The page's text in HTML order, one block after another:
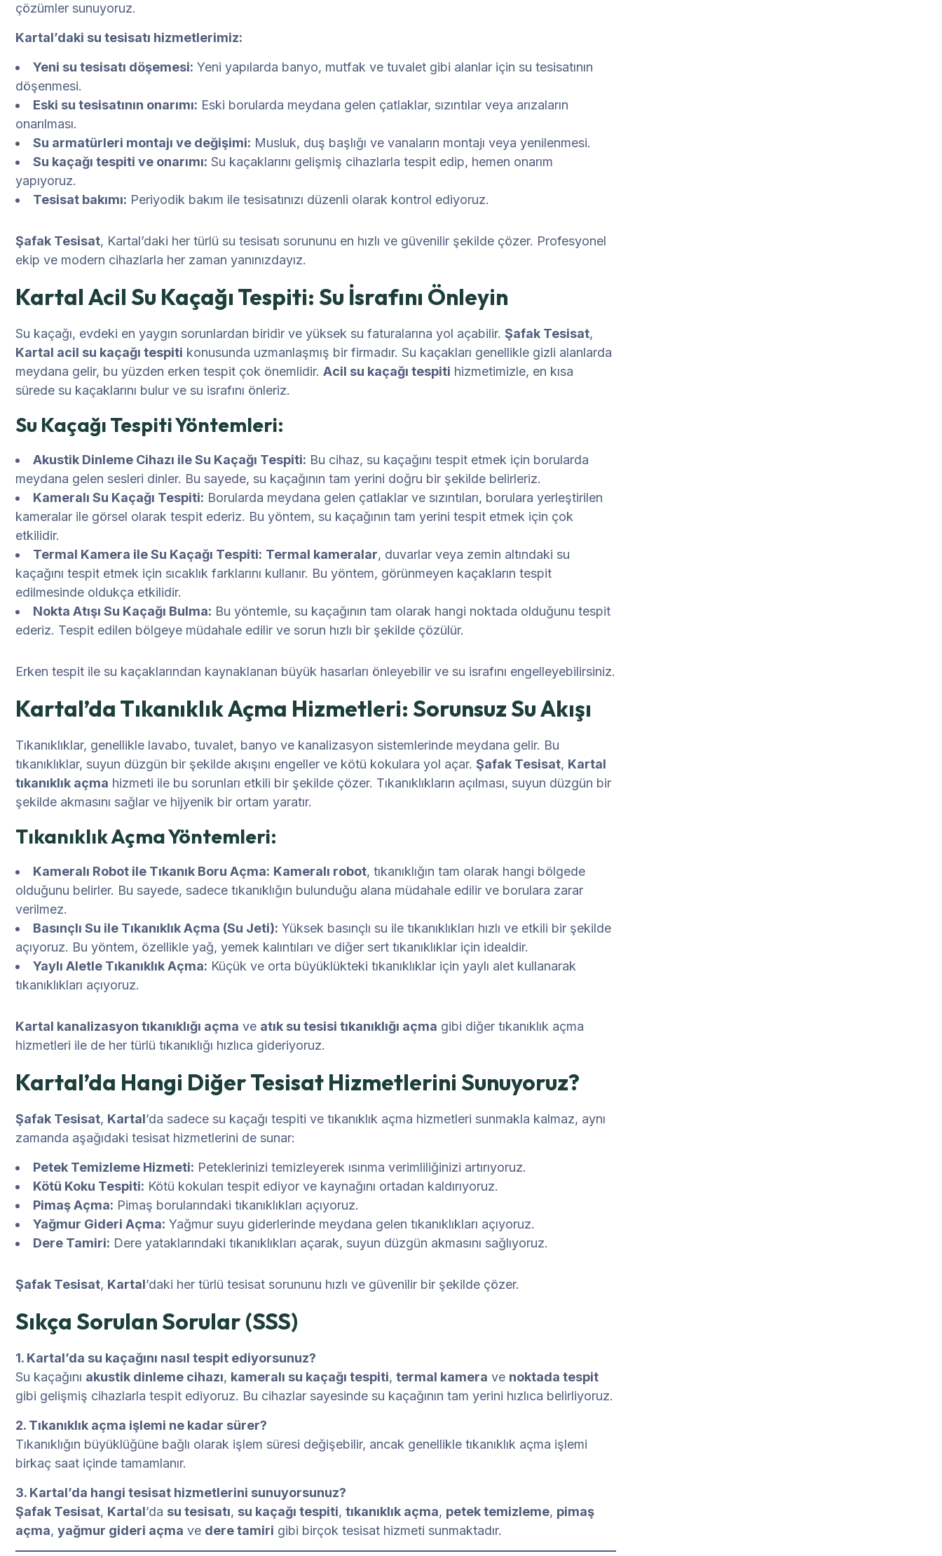
çözümler sunuyoruz.
Kartal’daki su tesisatı hizmetlerimiz:
Yeni su tesisatı döşemesi: Yeni yapılarda banyo, mutfak ve tuvalet gibi alanlar için su tesisatının
döşenmesi.
Eski su tesisatının onarımı: Eski borularda meydana gelen çatlaklar, sızıntılar veya arızaların
onarılması.
Su armatürleri montajı ve değişimi: Musluk, duş başlığı ve vanaların montajı veya yenilenmesi.
Su kaçağı tespiti ve onarımı: Su kaçaklarını gelişmiş cihazlarla tespit edip, hemen onarım
yapıyoruz.
Tesisat bakımı: Periyodik bakım ile tesisatınızı düzenli olarak kontrol ediyoruz.
Şafak Tesisat, Kartal’daki her türlü su tesisatı sorununu en hızlı ve güvenilir şekilde çözer. Profesyonel
ekip ve modern cihazlarla her zaman yanınızdayız.
Kartal Acil Su Kaçağı Tespiti: Su İsrafını Önleyin
Su kaçağı, evdeki en yaygın sorunlardan biridir ve yüksek su faturalarına yol açabilir. Şafak Tesisat,
Kartal acil su kaçağı tespiti konusunda uzmanlaşmış bir firmadır. Su kaçakları genellikle gizli alanlarda
meydana gelir, bu yüzden erken tespit çok önemlidir. Acil su kaçağı tespiti hizmetimizle, en kısa
sürede su kaçaklarını bulur ve su israfını önleriz.
Su Kaçağı Tespiti Yöntemleri:
Akustik Dinleme Cihazı ile Su Kaçağı Tespiti: Bu cihaz, su kaçağını tespit etmek için borularda
meydana gelen sesleri dinler. Bu sayede, su kaçağının tam yerini doğru bir şekilde belirleriz.
Kameralı Su Kaçağı Tespiti: Borularda meydana gelen çatlaklar ve sızıntıları, borulara yerleştirilen
kameralar ile görsel olarak tespit ederiz. Bu yöntem, su kaçağının tam yerini tespit etmek için çok
etkilidir.
Termal Kamera ile Su Kaçağı Tespiti: Termal kameralar, duvarlar veya zemin altındaki su
kaçağını tespit etmek için sıcaklık farklarını kullanır. Bu yöntem, görünmeyen kaçakların tespit
edilmesinde oldukça etkilidir.
Nokta Atışı Su Kaçağı Bulma: Bu yöntemle, su kaçağının tam olarak hangi noktada olduğunu tespit
ederiz. Tespit edilen bölgeye müdahale edilir ve sorun hızlı bir şekilde çözülür.
Erken tespit ile su kaçaklarından kaynaklanan büyük hasarları önleyebilir ve su israfını engelleyebilirsiniz.
Kartal’da Tıkanıklık Açma Hizmetleri: Sorunsuz Su Akışı
Tıkanıklıklar, genellikle lavabo, tuvalet, banyo ve kanalizasyon sistemlerinde meydana gelir. Bu
tıkanıklıklar, suyun düzgün bir şekilde akışını engeller ve kötü kokulara yol açar. Şafak Tesisat, Kartal
tıkanıklık açma hizmeti ile bu sorunları etkili bir şekilde çözer. Tıkanıklıkların açılması, suyun düzgün bir
şekilde akmasını sağlar ve hijyenik bir ortam yaratır.
Tıkanıklık Açma Yöntemleri:
Kameralı Robot ile Tıkanık Boru Açma: Kameralı robot, tıkanıklığın tam olarak hangi bölgede
olduğunu belirler. Bu sayede, sadece tıkanıklığın bulunduğu alana müdahale edilir ve borulara zarar
verilmez.
Basınçlı Su ile Tıkanıklık Açma (Su Jeti): Yüksek basınçlı su ile tıkanıklıkları hızlı ve etkili bir şekilde
açıyoruz. Bu yöntem, özellikle yağ, yemek kalıntıları ve diğer sert tıkanıklıklar için idealdir.
Yaylı Aletle Tıkanıklık Açma: Küçük ve orta büyüklükteki tıkanıklıklar için yaylı alet kullanarak
tıkanıklıkları açıyoruz.
Kartal kanalizasyon tıkanıklığı açma ve atık su tesisi tıkanıklığı açma gibi diğer tıkanıklık açma
hizmetleri ile de her türlü tıkanıklığı hızlıca gideriyoruz.
Kartal’da Hangi Diğer Tesisat Hizmetlerini Sunuyoruz?
Şafak Tesisat, Kartal’da sadece su kaçağı tespiti ve tıkanıklık açma hizmetleri sunmakla kalmaz, aynı
zamanda aşağıdaki tesisat hizmetlerini de sunar:
Petek Temizleme Hizmeti: Peteklerinizi temizleyerek ısınma verimliliğinizi artırıyoruz.
Kötü Koku Tespiti: Kötü kokuları tespit ediyor ve kaynağını ortadan kaldırıyoruz.
Pimaş Açma: Pimaş borularındaki tıkanıklıkları açıyoruz.
Yağmur Gideri Açma: Yağmur suyu giderlerinde meydana gelen tıkanıklıkları açıyoruz.
Dere Tamiri: Dere yataklarındaki tıkanıklıkları açarak, suyun düzgün akmasını sağlıyoruz.
Şafak Tesisat, Kartal’daki her türlü tesisat sorununu hızlı ve güvenilir bir şekilde çözer.
Sıkça Sorulan Sorular (SSS)
1. Kartal’da su kaçağını nasıl tespit ediyorsunuz?
Su kaçağını akustik dinleme cihazı, kameralı su kaçağı tespiti, termal kamera ve noktada tespit
gibi gelişmiş cihazlarla tespit ediyoruz. Bu cihazlar sayesinde su kaçağının tam yerini hızlıca belirliyoruz.
2. Tıkanıklık açma işlemi ne kadar sürer?
Tıkanıklığın büyüklüğüne bağlı olarak işlem süresi değişebilir, ancak genellikle tıkanıklık açma işlemi
birkaç saat içinde tamamlanır.
3. Kartal’da hangi tesisat hizmetlerini sunuyorsunuz?
Şafak Tesisat, Kartal’da su tesisatı, su kaçağı tespiti, tıkanıklık açma, petek temizleme, pimaş
açma, yağmur gideri açma ve dere tamiri gibi birçok tesisat hizmeti sunmaktadır.